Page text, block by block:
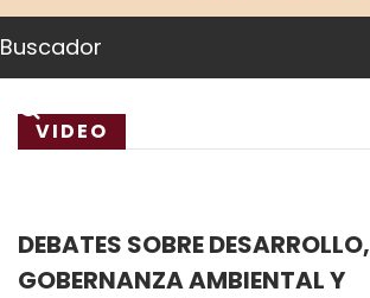
Buscador
VIDEO
DEBATES SOBRE DESARROLLO,
GOBERNANZA AMBIENTAL Y